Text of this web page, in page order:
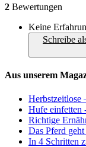
2 Bewertungen
Keine
Schreibe
Aus unserem
Herbstzeitlose
Hufe einfetten
Richtige
Das Pferd
In 4 Schritten